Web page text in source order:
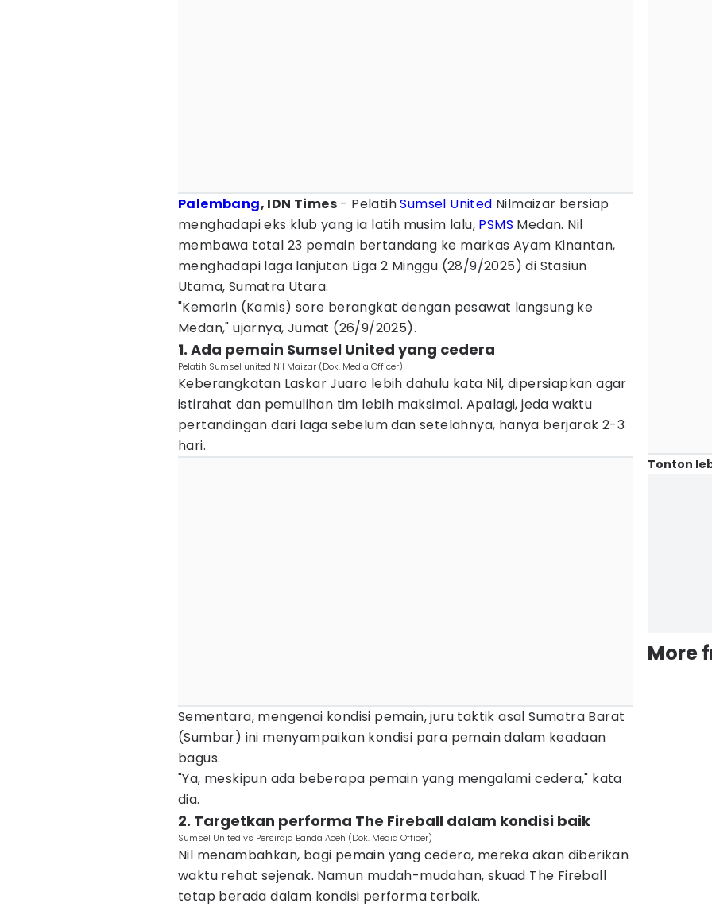
Palembang, IDN Times - PelatihSumsel United Nilmaizar bersiap
menghadapi eks klub yang ia latih musim lalu, PSMS Medan. Nil
membawa total 23 pemain bertandang ke markas Ayam Kinantan,
menghadapi laga lanjutan Liga 2 Minggu (28/9/2025) di Stasiun
Utama, Sumatra Utara.
"Kemarin (Kamis) sore berangkat dengan pesawat langsung ke
Medan," ujarnya, Jumat (26/9/2025).
1. Ada pemain Sumsel United yang cedera
Pelatih Sumsel united Nil Maizar (Dok. Media Officer)
Keberangkatan Laskar Juaro lebih dahulu kata Nil, dipersiapkan agar
istirahat dan pemulihan tim lebih maksimal. Apalagi, jeda waktu
pertandingan dari laga sebelum dan setelahnya, hanya berjarak 2-3
hari.
Sementara, mengenai kondisi pemain, juru taktik asal Sumatra Barat
(Sumbar) ini menyampaikan kondisi para pemain dalam keadaan
bagus.
"Ya, meskipun ada beberapa pemain yang mengalami cedera," kata
dia.
2. Targetkan performa The Fireball dalam kondisi baik
Sumsel United vs Persiraja Banda Aceh (Dok. Media Officer)
Nil menambahkan, bagi pemain yang cedera, mereka akan diberikan
waktu rehat sejenak. Namun mudah-mudahan, skuad The Fireball
tetap berada dalam kondisi performa terbaik.
Tonton
More